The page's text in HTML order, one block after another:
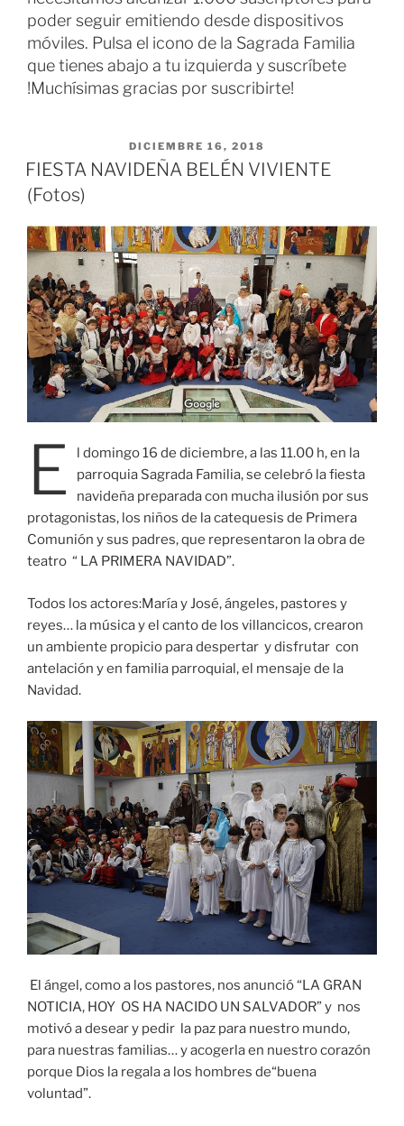
poder seguir emitiendo desde dispositivos
móviles. Pulsa el icono de la Sagrada Familia
que tienes abajo a tu izquierda y suscríbete
!Muchísimas gracias por suscribirte!
DICIEMBRE 16, 2018
FIESTA NAVIDEÑA BELÉN VIVIENTE
(Fotos)
E
l domingo 16 de diciembre, a las 11.00 h, en la
parroquia Sagrada Familia, se celebró la fiesta
navideña preparada con mucha ilusión por sus
protagonistas, los niños de la catequesis de Primera
Comunión y sus padres, que representaron la obra de
teatro “ LA PRIMERA NAVIDAD”.
Todos los actores:María y José, ángeles, pastores y
reyes… la música y el canto de los villancicos, crearon
un ambiente propicio para despertar y disfrutar con
antelación y en familia parroquial, el mensaje de la
Navidad.
El ángel, como a los pastores, nos anunció “LA GRAN
NOTICIA, HOY OS HA NACIDO UN SALVADOR” y nos
motivó a desear y pedir la paz para nuestro mundo,
para nuestras familias… y acogerla en nuestro corazón
porque Dios la regala a los hombres de“buena
voluntad”.